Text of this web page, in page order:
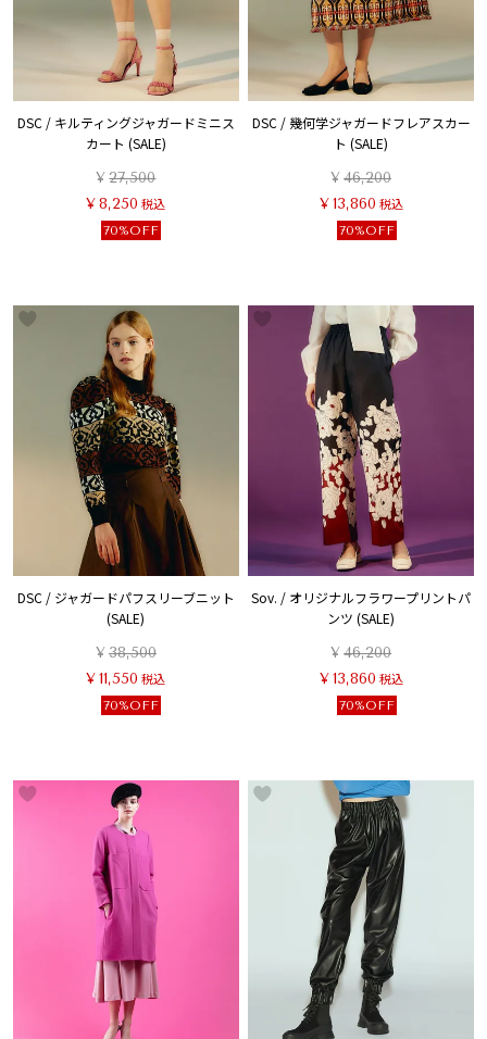
DSC / キルティングジャガードミニス
カート (SALE)
¥ 27,500
¥ 8,250 税込
70%OFF
DSC / 幾何学ジャガードフレアスカー
ト (SALE)
¥46,200
¥ 13,860 税込
70%OFF
DSC / ジャガードパフスリーブニット
(SALE)
¥38,500
¥ 11,550 税込
70%OFF
Sov. / オリジナルフラワープリントパ
ンツ (SALE)
¥46,200
¥ 13,860 税込
70%OFF